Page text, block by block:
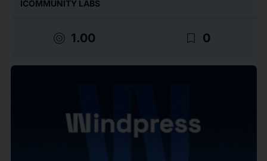
ICOMMUNITY LABS
target 1.00 bookmark_border 0